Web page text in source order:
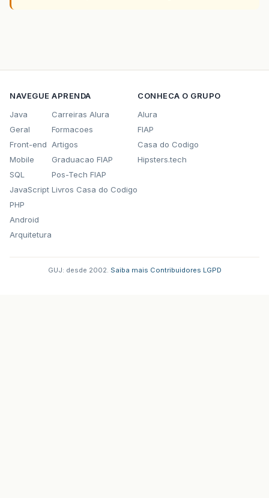
NAVEGUE
Java
Geral
Front-end
Mobile
SQL
JavaScript
PHP
Android
Arquitetura
APRENDA
Carreiras Alura
Formacoes
Artigos
Graduacao FIAP
Pos-Tech FIAP
Livros Casa do Codigo
CONHECA O GRUPO
Alura
FIAP
Casa do Codigo
Hipsters.tech
GUJ: desde 2002. Saiba mais Contribuidores LGPD